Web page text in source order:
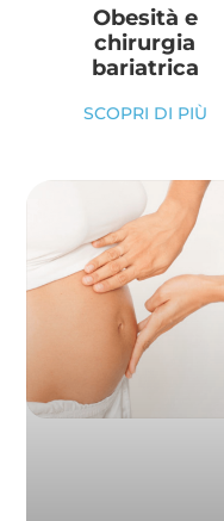
Obesità e
chirurgia
bariatrica
SCOPRI DI PIÙ